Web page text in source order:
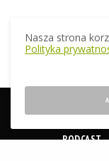
© 2019
PODCAST
Nasza strona
Polityka